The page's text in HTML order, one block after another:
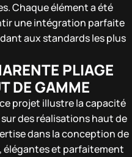
Chaque élément a été
une intégration parfaite
aux standards les plus
PLIAGE
DE GAMME
projet illustre la capacité
des réalisations haut de
dans la conception de
et parfaitement